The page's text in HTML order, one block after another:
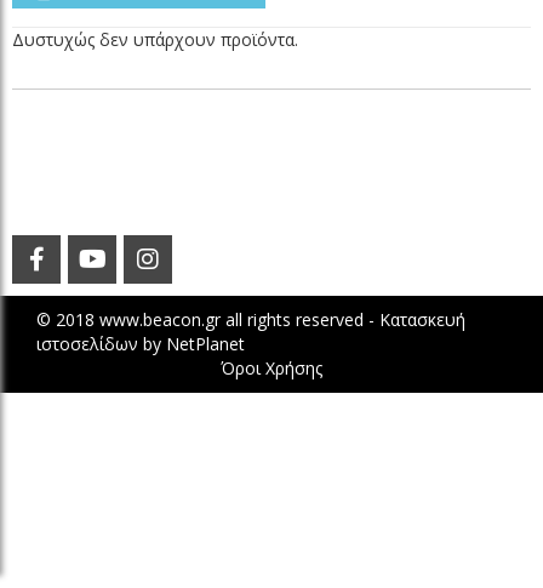
Δυστυχώς δεν υπάρχουν προϊόντα.
© 2018 www.beacon.gr all rights reserved - Κατασκευή
ιστοσελίδων by NetPlanet
Όροι Χρήσης